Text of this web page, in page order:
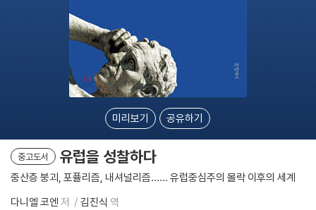
미리보기 공유하기
중고도서 유럽을 성찰하다
중산층 붕괴, 포퓰리즘, 내셔널리즘…… 유럽중심주의 몰락 이후의 세계
다니엘 코엔 저 김진식 역